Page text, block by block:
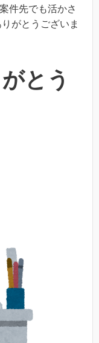
件先でも活かさ
がとうございま
とう